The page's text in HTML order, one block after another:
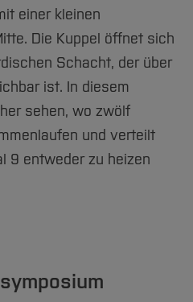
einer kleinen
Die Kuppel öffnet sich
Schacht, der über
ist. In diesem
sehen, wo zwölf
und verteilt
9 entweder zu heizen